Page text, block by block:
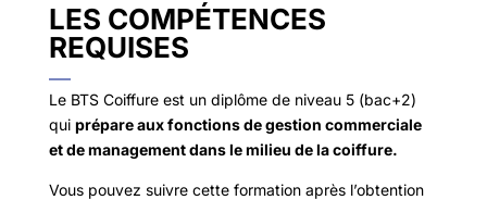
LES COMPÉTENCES
REQUISES
Le BTS Coiffure est un diplôme de niveau 5 (bac+2)
qui prépare aux fonctions de gestion commerciale
et de management dans le milieu de la coiffure.
Vous pouvez suivre cette formation après l’obtention